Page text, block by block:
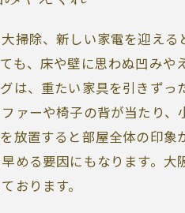
掃除、新しい家電を迎える
も、床や壁に思わぬ凹みや
は、重たい家具を引きずっ
ァーや椅子の背が当たり、
放置すると部屋全体の印象
める要因にもなります。大
おります。